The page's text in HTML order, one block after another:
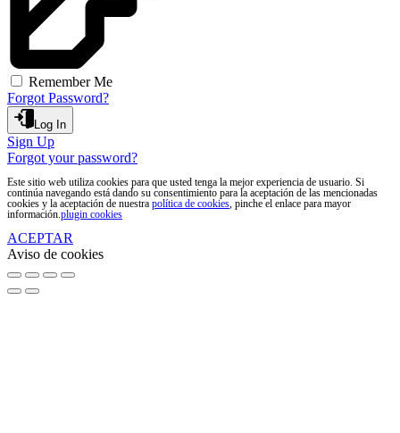
Remember Me
Forgot Password?
Log In
Sign Up
Forgot your password?
Este sitio web utiliza cookies para que usted tenga la mejor experiencia de usuario. Si
continúa navegando está dando su consentimiento para la aceptación de las mencionadas
cookies y la aceptación de nuestra política de cookies, pinche el enlace para mayor
información.plugin cookies
ACEPTAR
Aviso de cookies